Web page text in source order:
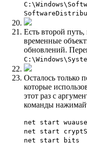
Есть второй путь,
временные
обновлений.
Осталось только
которые
этот раз с
команды
net start
net start
net start bits